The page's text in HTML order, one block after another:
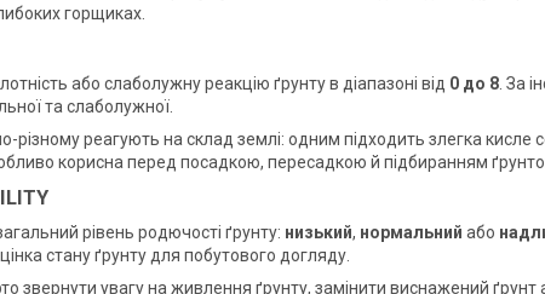
горщиках.
або слаболужну реакцію ґрунту в діапазоні від 0 до 8 . За
та слаболужної.
різному реагують на склад землі: одним підходить злегка
корисна перед посадкою, пересадкою й підбиранням
рівень родючості ґрунту: низький, нормальний або
стану ґрунту для побутового догляду.
звернути увагу на живлення ґрунту, замінити виснажений